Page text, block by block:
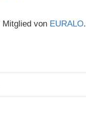
Mitglied von EURALO.